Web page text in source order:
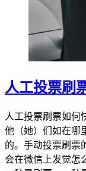
人工投票刷
人工投票刷票如何
他（她）们如在哪
的。手动投票刷票
会在微信上发觉怎